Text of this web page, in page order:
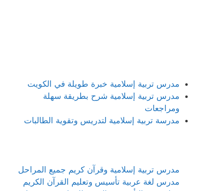
مدرس تربية إسلامية خبرة طويلة في الكويت
مدرس تربية إسلامية شرح بطريقة سهلة
ومراجعات
مدرسة تربية إسلامية لتدريس وتقوية الطالبات
مدرس تربية إسلامية وقرآن كريم جميع المراحل
مدرس لغة عربية تأسيس وتعليم القرآن الكريم